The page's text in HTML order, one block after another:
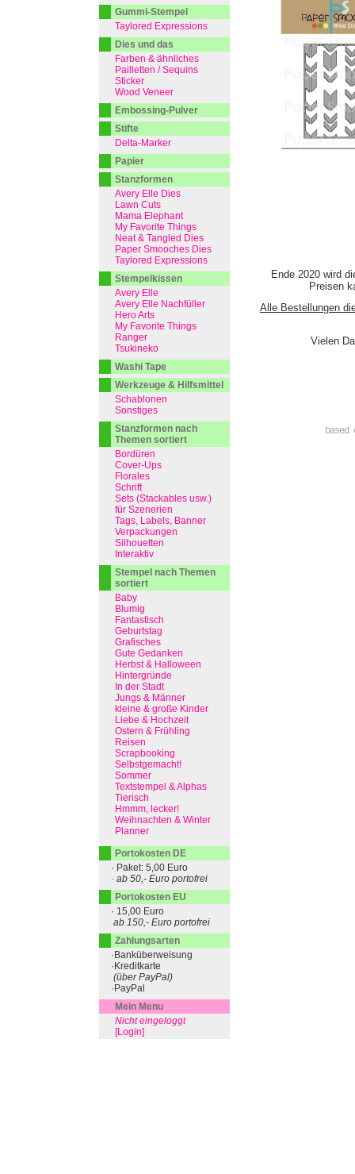
Ende 2020 wird
Preisen
Alle Bestellungen
Vielen
Gummi-Stempel
Taylored Expressions
Dies und das
Farben & ähnliches
Pailletten / Sequins
Sticker
Wood Veneer
Embossing-Pulver
Stifte
Delta-Marker
Papier
Stanzformen
Avery Elle Dies
Lawn Cuts
Mama Elephant
My Favorite Things
Neat & Tangled Dies
Paper Smooches Dies
Taylored Expressions
Stempelkissen
Avery Elle
Avery Elle Nachfüller
Hero Arts
My Favorite Things
Ranger
Tsukineko
Washi Tape
Werkzeuge & Hilfsmittel
Schablonen
Sonstiges
Stanzformen nach
Themen sortiert
Bordüren
Cover-Ups
Florales
Schrift
Sets (Stackables usw.)
für Szenerien
Tags, Labels, Banner
Verpackungen
Silhouetten
Interaktiv
Stempel nach Themen
sortiert
Baby
Blumig
Fantastisch
Geburtstag
Grafisches
Gute Gedanken
Herbst & Halloween
Hintergründe
In der Stadt
Jungs & Männer
kleine & große Kinder
Liebe & Hochzeit
Ostern & Frühling
Reisen
Scrapbooking
Selbstgemacht!
Sommer
Textstempel & Alphas
Tierisch
Hmmm, lecker!
Weihnachten & Winter
Planner
Portokosten DE
· Paket: 5,00 Euro
· ab 50,- Euro portofrei
Portokosten EU
· 15,00 Euro
ab 150,- Euro portofrei
Zahlungsarten
·Banküberweisung
·Kreditkarte
(über PayPal)
·PayPal
Mein Menu
Nicht eingeloggt
[Login]